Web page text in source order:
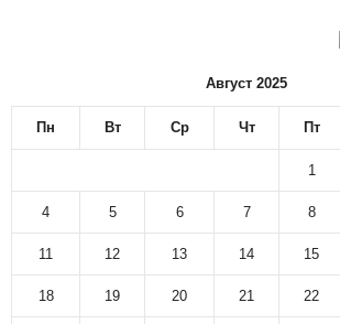
Август 2025
Пн Вт Ср Чт Пт
1
4 5 6 7 8
11 12 13 14 15
18 19 20 21 22